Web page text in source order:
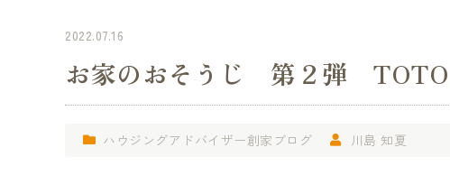
2022.07.16
お家のおそうじ 第２弾 TOTO
ハウジングアドバイザー創家ブログ 川島 知夏